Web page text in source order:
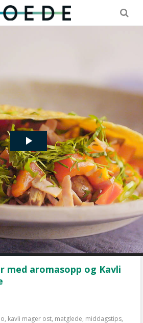
med aromasopp og Kavli
, kavli mager ost, matglede, middagstips,